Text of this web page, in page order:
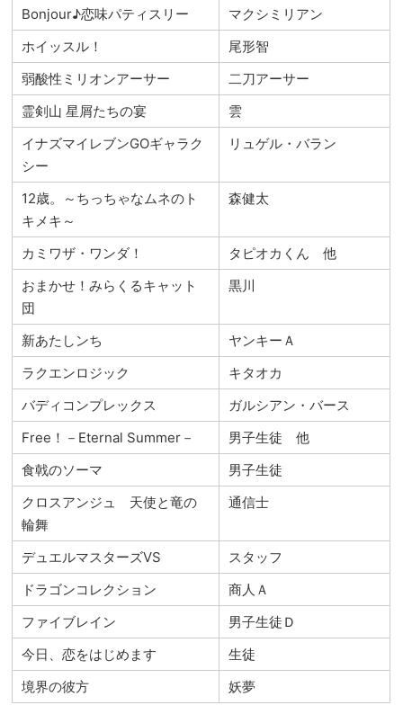
Bonjour♪恋味パティスリー
マクシミリアン
ホイッスル！
尾形智
弱酸性ミリオンアーサー
二刀アーサー
霊剣山 星屑たちの宴
雲
イナズマイレブンGOギャラク
シー
リュゲル・バラン
12歳。～ちっちゃなムネのト
キメキ～
森健太
カミワザ・ワンダ！
タピオカくん 他
おまかせ！みらくるキャット
団
黒川
新あたしンち
ヤンキーＡ
ラクエンロジック
キタオカ
バディコンプレックス
ガルシアン・バース
Free！－Eternal Summer－
男子生徒 他
食戟のソーマ
男子生徒
クロスアンジュ 天使と竜の
輪舞
通信士
デュエルマスターズVS
スタッフ
ドラゴンコレクション
商人Ａ
ファイブレイン
男子生徒Ｄ
今日、恋をはじめます
生徒
境界の彼方
妖夢